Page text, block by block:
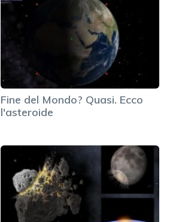
Fine del Mondo? Quasi. Ecco
l'asteroide